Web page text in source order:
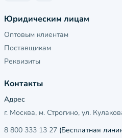
Юридическим лицам
Оптовым клиентам
Поставщикам
Реквизиты
Контакты
Адрес
г. Москва, м. Строгино, ул.
8 800 333 13 27 (Бесплатная